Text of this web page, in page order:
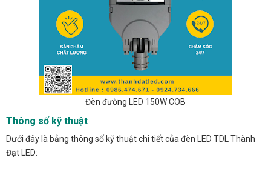
Đèn đường LED 150W COB
Thông số kỹ thuật
Dưới đây là bảng thông số kỹ thuật chi tiết của đèn LED TDL Thành
Đạt LED: